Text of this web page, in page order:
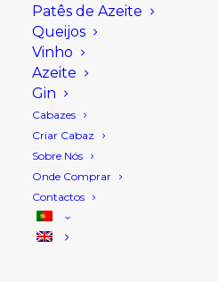
Patês de Azeite
Queijos
Vinho
Azeite
Gin
Cabazes
Criar Cabaz
Sobre Nós
Onde Comprar
Contactos